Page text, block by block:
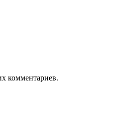
комментариев.